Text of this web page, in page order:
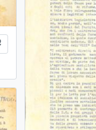
Ajouter au presse-papier